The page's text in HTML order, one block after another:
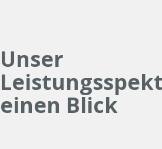
Unser
einen Blick